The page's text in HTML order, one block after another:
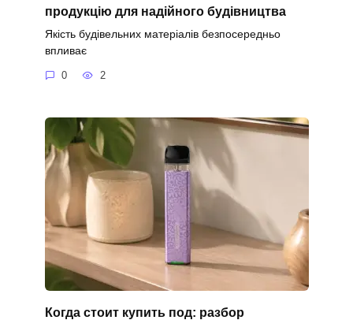
продукцію для надійного будівництва
Якість будівельних матеріалів безпосередньо
впливає
0 2
Когда стоит купить под: разбор